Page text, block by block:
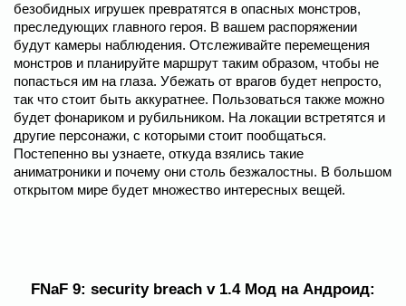
безобидных игрушек превратятся в опасных монстров,
преследующих главного героя. В вашем распоряжении
будут камеры наблюдения. Отслеживайте перемещения
монстров и планируйте маршрут таким образом, чтобы не
попасться им на глаза. Убежать от врагов будет непросто,
так что стоит быть аккуратнее. Пользоваться также можно
будет фонариком и рубильником. На локации встретятся и
другие персонажи, с которыми стоит пообщаться.
Постепенно вы узнаете, откуда взялись такие
аниматроники и почему они столь безжалостны. В большом
открытом мире будет множество интересных вещей.
FNaF 9: security breach v 1.4 Мод на Андроид: